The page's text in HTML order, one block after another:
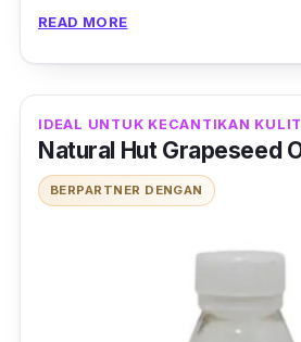
lembap, lembut, dan halus.
READ MORE
IDEAL UNTUK KECANTIKAN KULIT
Natural Hut Grapeseed
BERPARTNER DENGAN